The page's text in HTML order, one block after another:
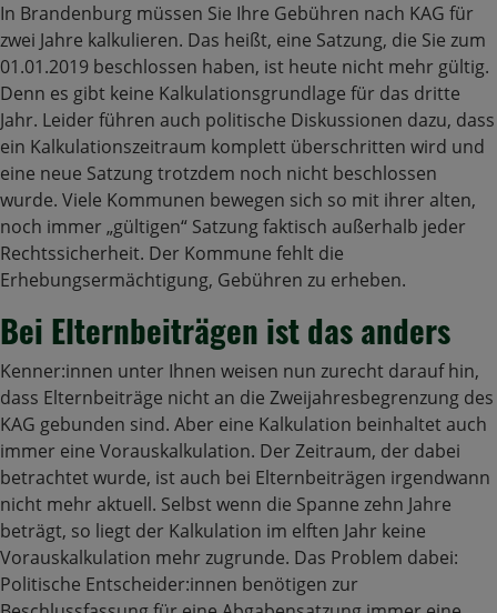
In Brandenburg müssen Sie Ihre Gebühren nach KAG für
zwei Jahre kalkulieren. Das heißt, eine Satzung, die Sie zum
01.01.2019 beschlossen haben, ist heute nicht mehr gültig.
Denn es gibt keine Kalkulationsgrundlage für das dritte
Jahr. Leider führen auch politische Diskussionen dazu, dass
ein Kalkulationszeitraum komplett überschritten wird und
eine neue Satzung trotzdem noch nicht beschlossen
wurde. Viele Kommunen bewegen sich so mit ihrer alten,
noch immer „gültigen“ Satzung faktisch außerhalb jeder
Rechtssicherheit. Der Kommune fehlt die
Erhebungsermächtigung, Gebühren zu erheben.
Bei Elternbeiträgen ist das anders
Kenner:innen unter Ihnen weisen nun zurecht darauf hin,
dass Elternbeiträge nicht an die Zweijahresbegrenzung des
KAG gebunden sind. Aber eine Kalkulation beinhaltet auch
immer eine Vorauskalkulation. Der Zeitraum, der dabei
betrachtet wurde, ist auch bei Elternbeiträgen irgendwann
nicht mehr aktuell. Selbst wenn die Spanne zehn Jahre
beträgt, so liegt der Kalkulation im elften Jahr keine
Vorauskalkulation mehr zugrunde. Das Problem dabei:
Politische Entscheider:innen benötigen zur